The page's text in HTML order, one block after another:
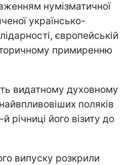
нумізматичної
українсько-
європейській
примиренню
видатному духовному
поляків
річниці його візиту до
випуску розкрили